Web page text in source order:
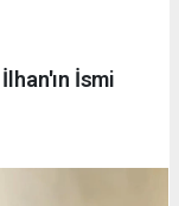
İsmi